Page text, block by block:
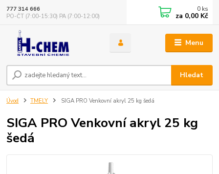
Menu
Hledat
777 314 666
PO-ČT (7:00-15:30) PA (7:00-12:00)
0 ks
za 0,00 Kč
Úvod TMELY SIGA PRO Venkovní akryl 25 kg šedá
SIGA PRO Venkovní akryl 25 kg
šedá